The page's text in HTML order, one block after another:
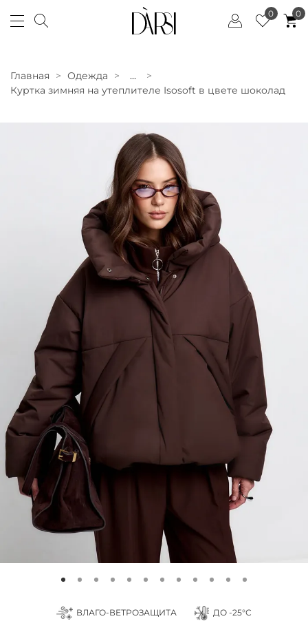
0 0
Главная Одежда
...
Куртка зимняя на утеплителе Isosoft в цвете шоколад
ВЛАГО-ВЕТРОЗАЩИТА ДО -25°С